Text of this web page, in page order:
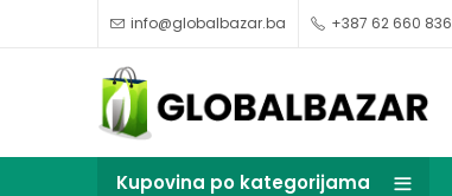
info@globalbazar.ba +387 62 660 836
Kupovina po kategorijama